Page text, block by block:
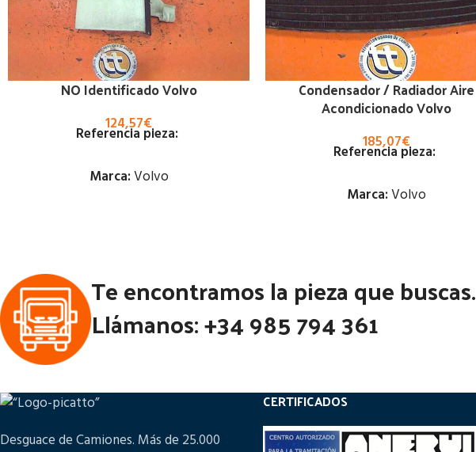
NO Identificado Volvo
124,57€
Referencia pieza:
Marca:Volvo
Notas:
Código Pieza:77026
Condensador / Radiador Aire
Acondicionado Volvo
185,07€
Referencia pieza:
Marca:Volvo
Ubicación:
Código Pieza:
Te encontramos la pieza que buscas.
Llámanos: +34 985 794 361
Desguace de Camiones. Más de 25.000
CERTIFICADOS